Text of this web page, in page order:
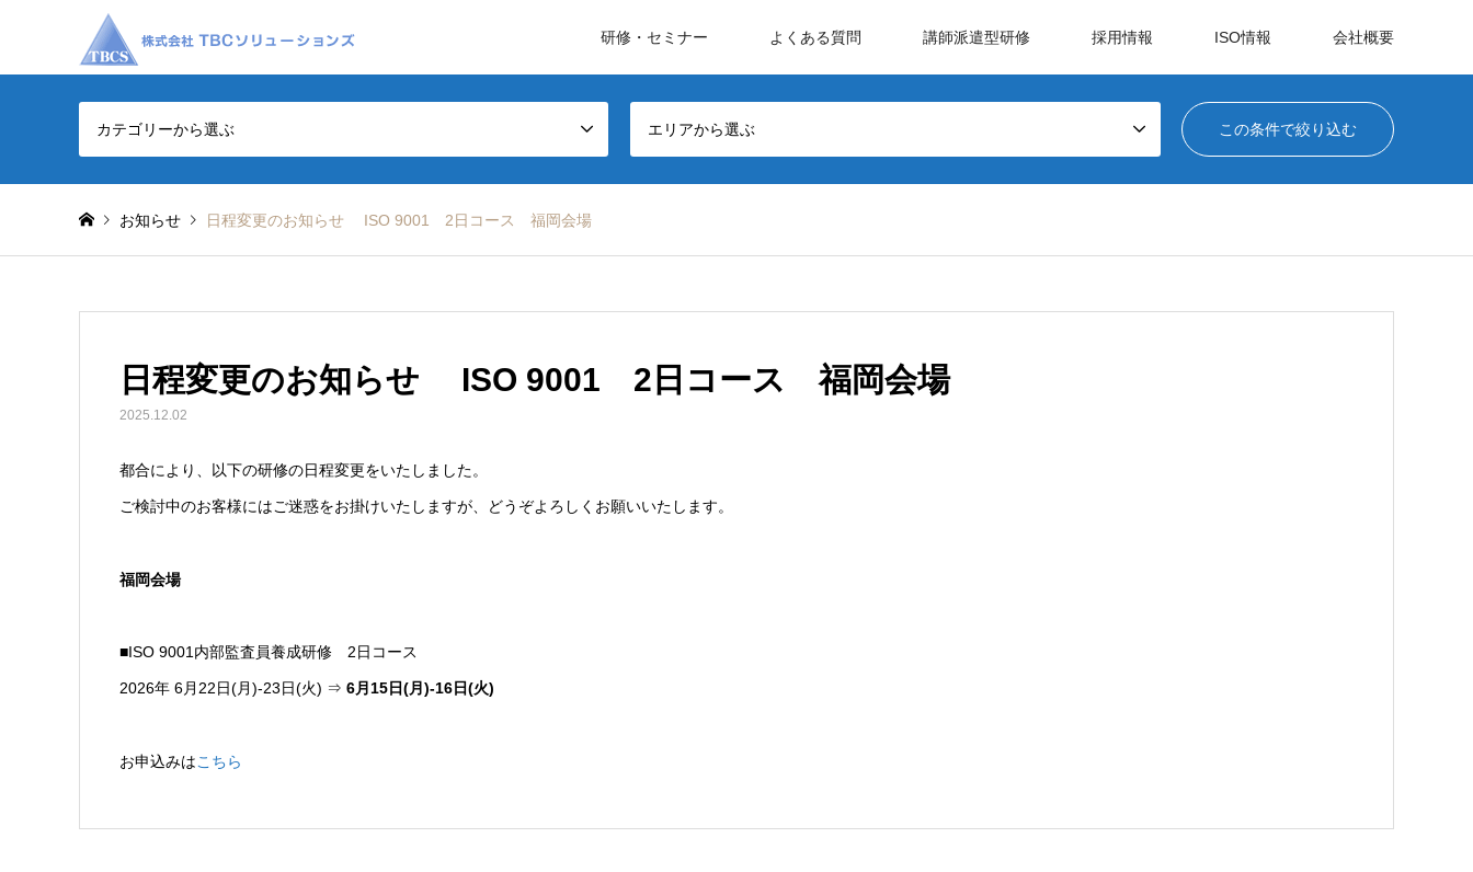
研修・セミナー よくある質問 講師派遣型研修 採用情報 ISO情報 会社概要
カテゴリーから選ぶ エリアから選ぶ
お知らせ 日程変更のお知らせ ISO 9001 2日コース 福岡会場
日程変更のお知らせ ISO 9001 2日コース 福岡会場
2025.12.02
都合により、以下の研修の日程変更をいたしました。
ご検討中のお客様にはご迷惑をお掛けいたしますが、どうぞよろしくお願いいたします。
福岡会場
■ISO 9001内部監査員養成研修 2日コース
2026年 6月22日(月)-23日(火) ⇒ 6月15日(月)-16日(火)
お申込みはこちら